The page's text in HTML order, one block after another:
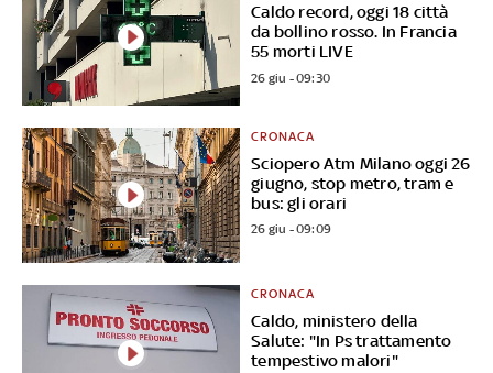
Caldo record, oggi 18 città
da bollino rosso. In Francia
55 morti LIVE
26 giu - 09:30
Sciopero Atm Milano oggi 26
giugno, stop metro, tram e
bus: gli orari
CRONACA
26 giu - 09:09
Caldo, ministero della
Salute: "In Ps trattamento
tempestivo malori"
CRONACA